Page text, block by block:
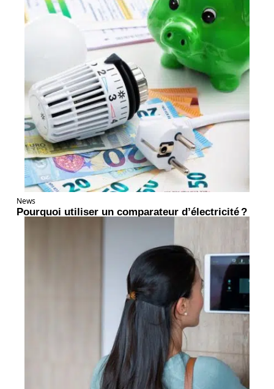
News
Pourquoi utiliser un comparateur d’électricité ?